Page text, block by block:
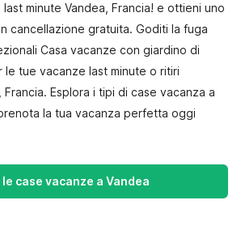
minute Vandea, Francia! e ottieni uno
cancellazione gratuita. Goditi la fuga
Casa vacanze con giardino di
tue vacanze last minute o ritiri
Esplora i tipi di case vacanza a
la tua vacanza perfetta oggi
case vacanze a Vandea